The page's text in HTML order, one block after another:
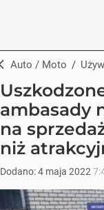
Auto / Moto /
ambasady
na
niż
Dodano:4 maja 2022